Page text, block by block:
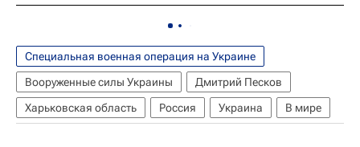
Специальная военная операция на Украине
Вооруженные силы Украины
Дмитрий Песков
Харьковская область
Россия Украина В мире